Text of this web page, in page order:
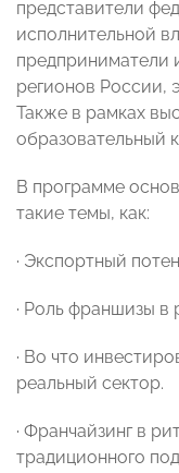
представители
исполнительной
предприниматели
регионов России,
Также в рамках
образовательный
В программе
такие темы, как:
· Экспортный
· Роль франшизы в
· Во что
реальный сектор.
· Франчайзинг в
традиционного